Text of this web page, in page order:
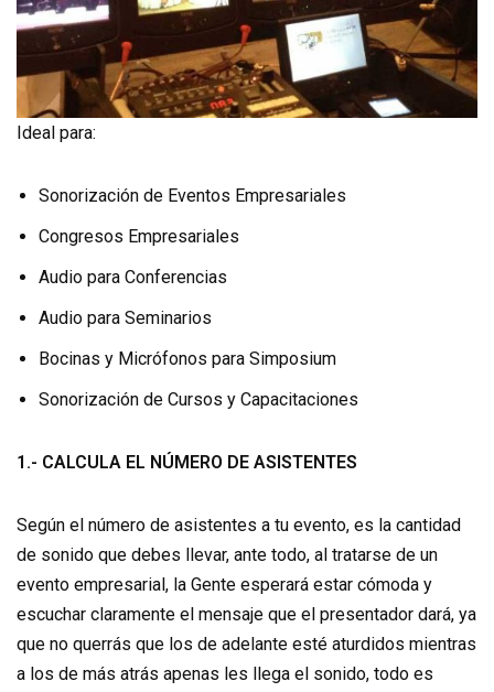
Ideal para:
Sonorización de Eventos Empresariales
Congresos Empresariales
Audio para Conferencias
Audio para Seminarios
Bocinas y Micrófonos para Simposium
Sonorización de Cursos y Capacitaciones
1.- CALCULA EL NÚMERO DE ASISTENTES
Según el número de asistentes a tu evento, es la cantidad
de sonido que debes llevar, ante todo, al tratarse de un
evento empresarial, la Gente esperará estar cómoda y
escuchar claramente el mensaje que el presentador dará, ya
que no querrás que los de adelante esté aturdidos mientras
a los de más atrás apenas les llega el sonido, todo es